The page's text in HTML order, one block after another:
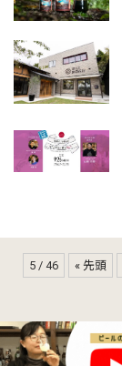
5 / 46 « 先頭